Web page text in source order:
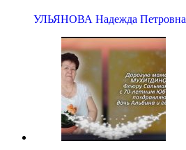
УЛЬЯНОВА Надежда Петровна